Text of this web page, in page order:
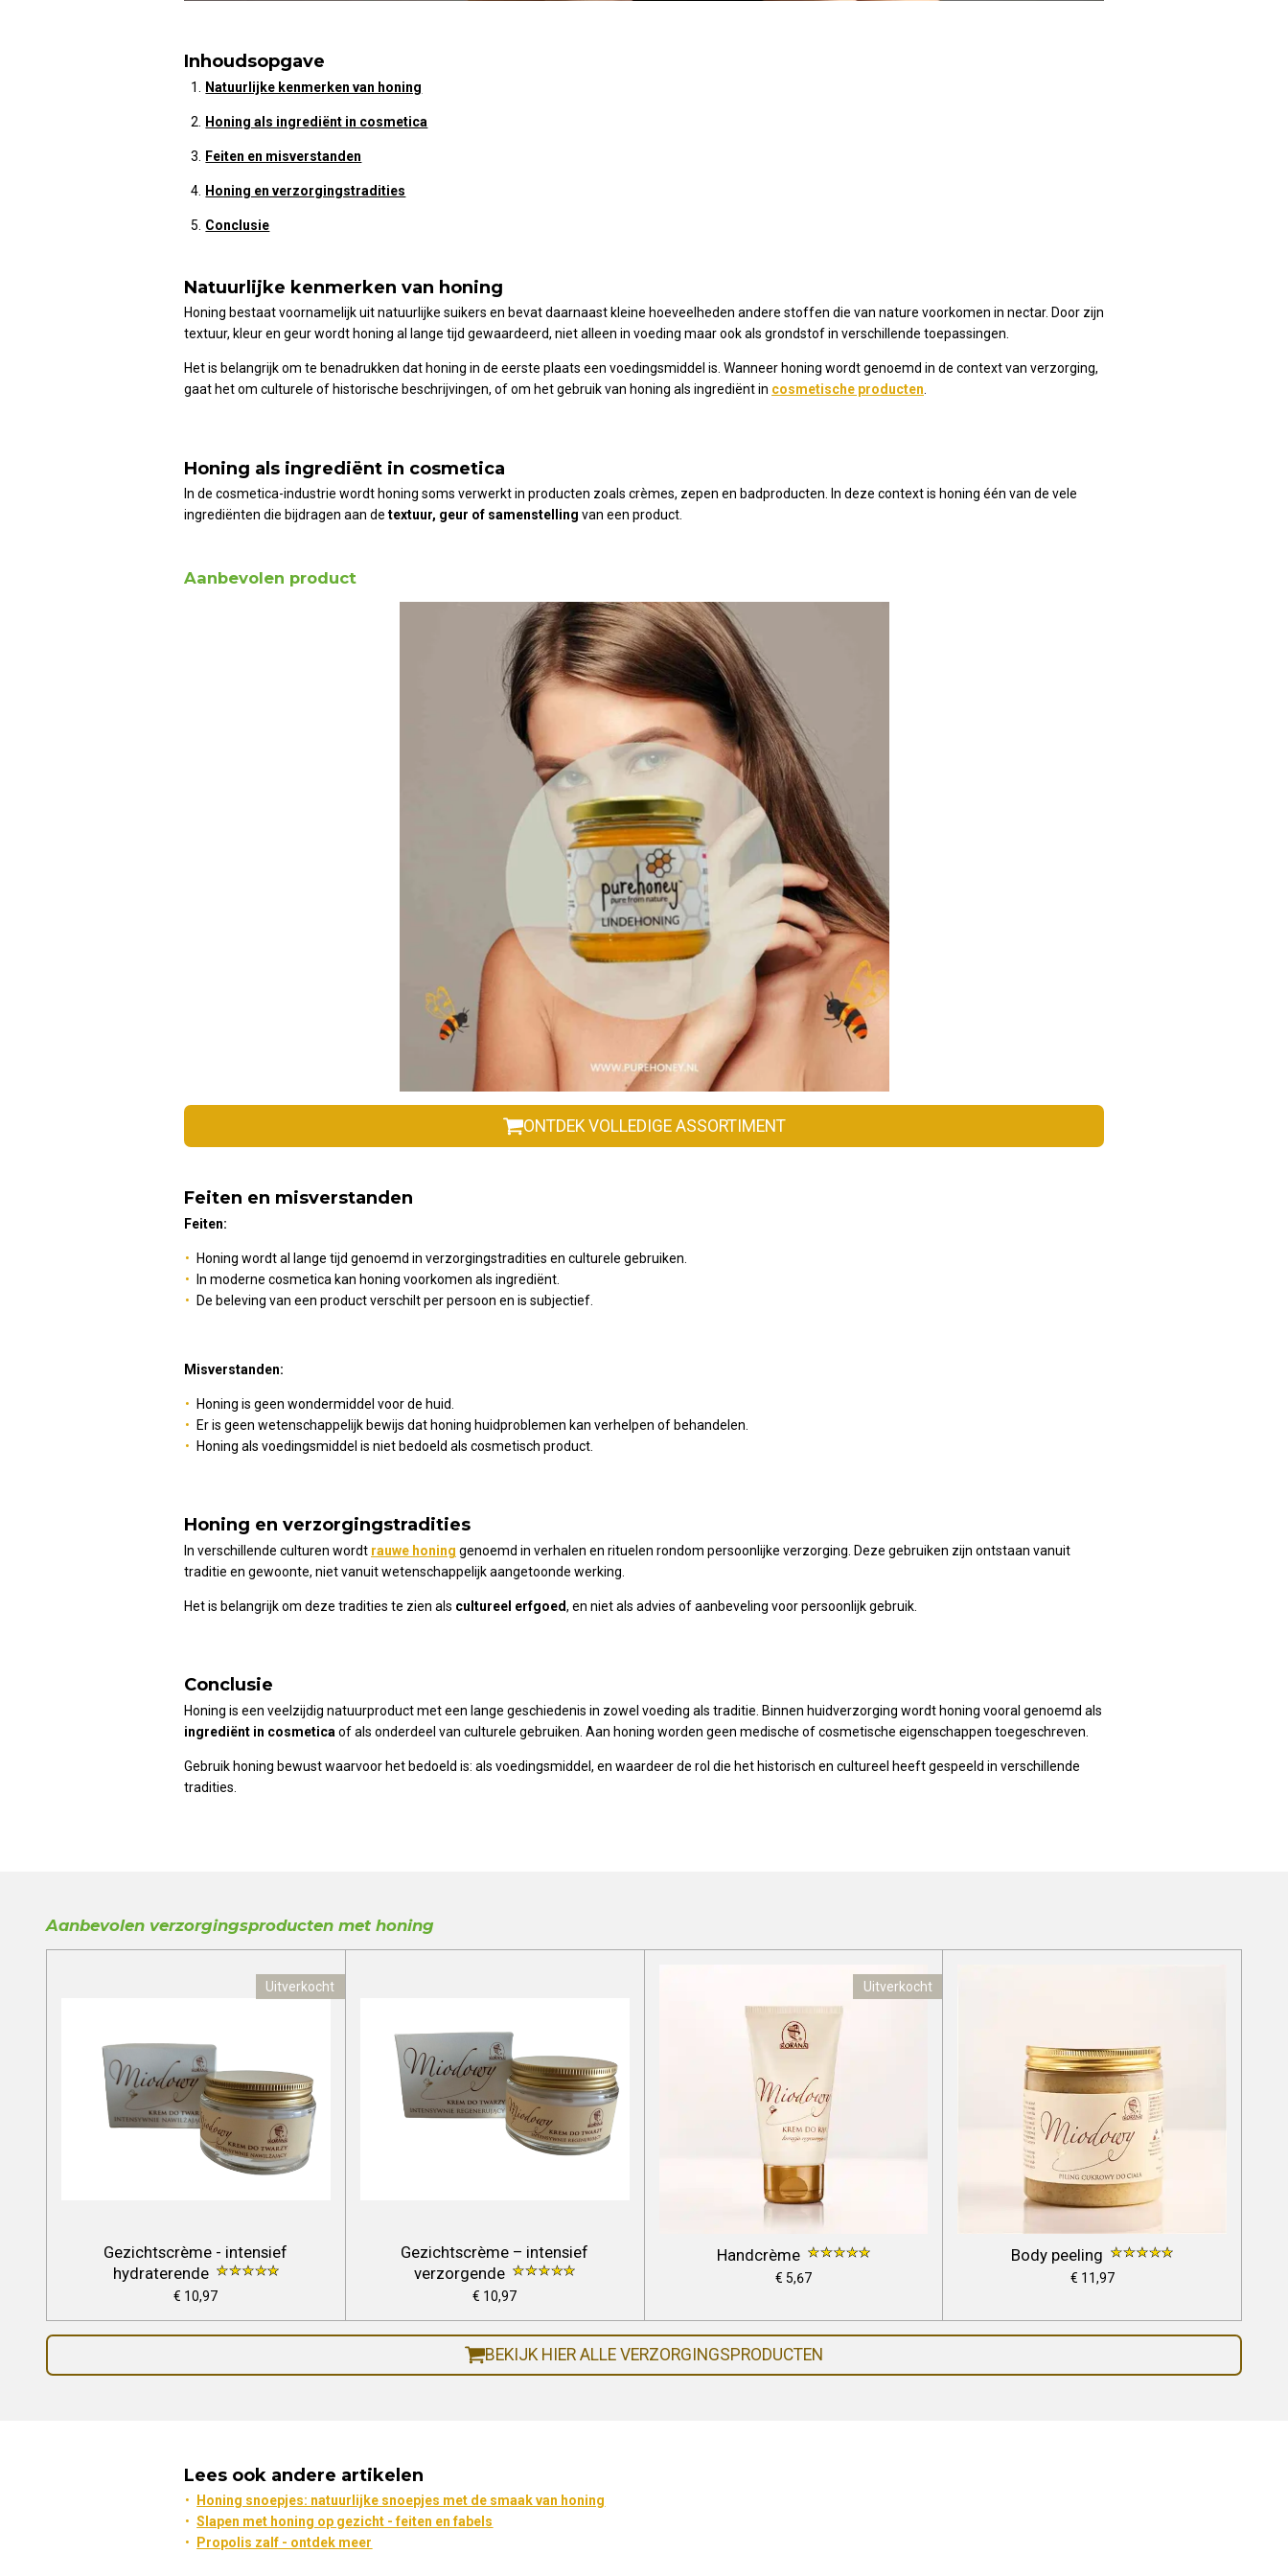
Inhoudsopgave
Natuurlijke kenmerken van honing
Honing als ingrediënt in cosmetica
Feiten en misverstanden
Honing en verzorgingstradities
Conclusie
Natuurlijke kenmerken van honing
Honing bestaat voornamelijk uit natuurlijke suikers en bevat daarnaast kleine hoeveelheden andere stoffen die van nature voorkomen in nectar. Door zijn
textuur, kleur en geur wordt honing al lange tijd gewaardeerd, niet alleen in voeding maar ook als grondstof in verschillende toepassingen.
Het is belangrijk om te benadrukken dat honing in de eerste plaats een voedingsmiddel is. Wanneer honing wordt genoemd in de context van verzorging,
gaat het om culturele of historische beschrijvingen, of om het gebruik van honing als ingrediënt in cosmetische producten
Honing als ingrediënt in cosmetica
In de cosmetica-industrie wordt honing soms verwerkt in producten zoals crèmes, zepen en badproducten. In deze context is honing één van de vele
ingrediënten die bijdragen aan de textuur, geur of samenstelling van een product.
Aanbevolen product
ONTDEK VOLLEDIGE ASSORTIMENT
Feiten en misverstanden
Feiten:
Honing wordt al lange tijd genoemd in verzorgingstradities en culturele gebruiken.
In moderne cosmetica kan honing voorkomen als ingrediënt.
De beleving van een product verschilt per persoon en is subjectief.
Misverstanden:
Honing is geen wondermiddel voor de huid.
Er is geen wetenschappelijk bewijs dat honing huidproblemen kan verhelpen of behandelen.
Honing als voedingsmiddel is niet bedoeld als cosmetisch product.
Honing en verzorgingstradities
In verschillende culturen wordt rauwe honing genoemd in verhalen en rituelen rondom persoonlijke verzorging. Deze gebruiken zijn ontstaan vanuit
traditie en gewoonte, niet vanuit wetenschappelijk aangetoonde werking.
Het is belangrijk om deze tradities te zien als cultureel erfgoed, en niet als advies of aanbeveling voor persoonlijk gebruik.
Conclusie
Honing is een veelzijdig natuurproduct met een lange geschiedenis in zowel voeding als traditie. Binnen huidverzorging wordt honing vooral genoemd als
ingrediënt in cosmetica of als onderdeel van culturele gebruiken. Aan honing worden geen medische of cosmetische eigenschappen toegeschreven.
Gebruik honing bewust waarvoor het bedoeld is: als voedingsmiddel, en waardeer de rol die het historisch en cultureel heeft gespeeld in verschillende
tradities.
Aanbevolen verzorgingsproducten met honing
Uitverkocht
Gezichtscrème - intensief
hydraterende
€ 10,97
Gezichtscrème – intensief
verzorgende
€ 10,97
Uitverkocht
Handcrème
€ 5,67
Body peeling
€ 11,97
BEKIJK HIER ALLE VERZORGINGSPRODUCTEN
Lees ook andere artikelen
Honing snoepjes: natuurlijke snoepjes met de smaak van honing
Slapen met honing op gezicht - feiten en fabels
Propolis zalf - ontdek meer